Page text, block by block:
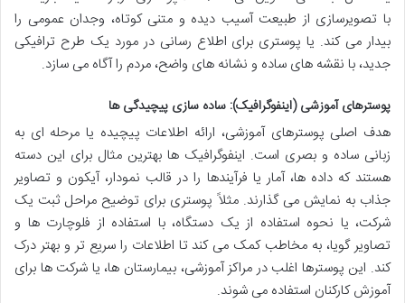
با تصویرسازی از طبیعت آسیب دیده و متنی کوتاه، وجدان عمومی را
بیدار می کند. یا پوستری برای اطلاع رسانی در مورد یک طرح ترافیکی
جدید، با نقشه های ساده و نشانه های واضح، مردم را آگاه می سازد.
پوسترهای آموزشی (اینفوگرافیک): ساده سازی پیچیدگی ها
هدف اصلی پوسترهای آموزشی، ارائه اطلاعات پیچیده یا مرحله ای به
زبانی ساده و بصری است. اینفوگرافیک ها بهترین مثال برای این دسته
هستند که داده ها، آمار یا فرآیندها را در قالب نمودار، آیکون و تصاویر
جذاب به نمایش می گذارند. مثلاً پوستری برای توضیح مراحل ثبت یک
شرکت، یا نحوه استفاده از یک دستگاه، با استفاده از فلوچارت ها و
تصاویر گویا، به مخاطب کمک می کند تا اطلاعات را سریع تر و بهتر درک
کند. این پوسترها اغلب در مراکز آموزشی، بیمارستان ها، یا شرکت ها برای
آموزش کارکنان استفاده می شوند.